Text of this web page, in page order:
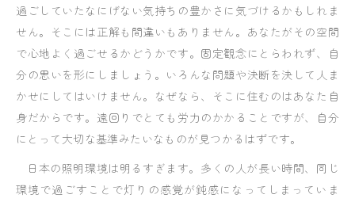
過ごしていたなにげない気持ちの豊かさに気づけるかもしれま
せん。そこには正解も間違いもありません。あなたがその空間
で心地よく過ごせるかどうかです。固定観念にとらわれず、自
分の思いを形にしましょう。いろんな問題や決断を決して人ま
かせにしてはいけません。なぜなら、そこに住むのはあなた自
身だからです。遠回りでとても労力のかかることですが、自分
にとって大切な基準みたいなものが見つかるはずです。
日本の照明環境は明るすぎます。多くの人が長い時間、同じ
環境で過ごすことで灯りの感覚が鈍感になってしまっていま